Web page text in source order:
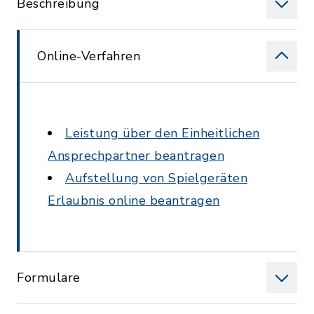
Beschreibung
Online-Verfahren
Leistung über den Einheitlichen
Ansprechpartner beantragen
Aufstellung von Spielgeräten
Erlaubnis online beantragen
Formulare